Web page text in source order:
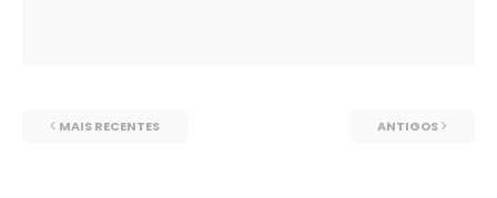
MAIS RECENTES ANTIGOS